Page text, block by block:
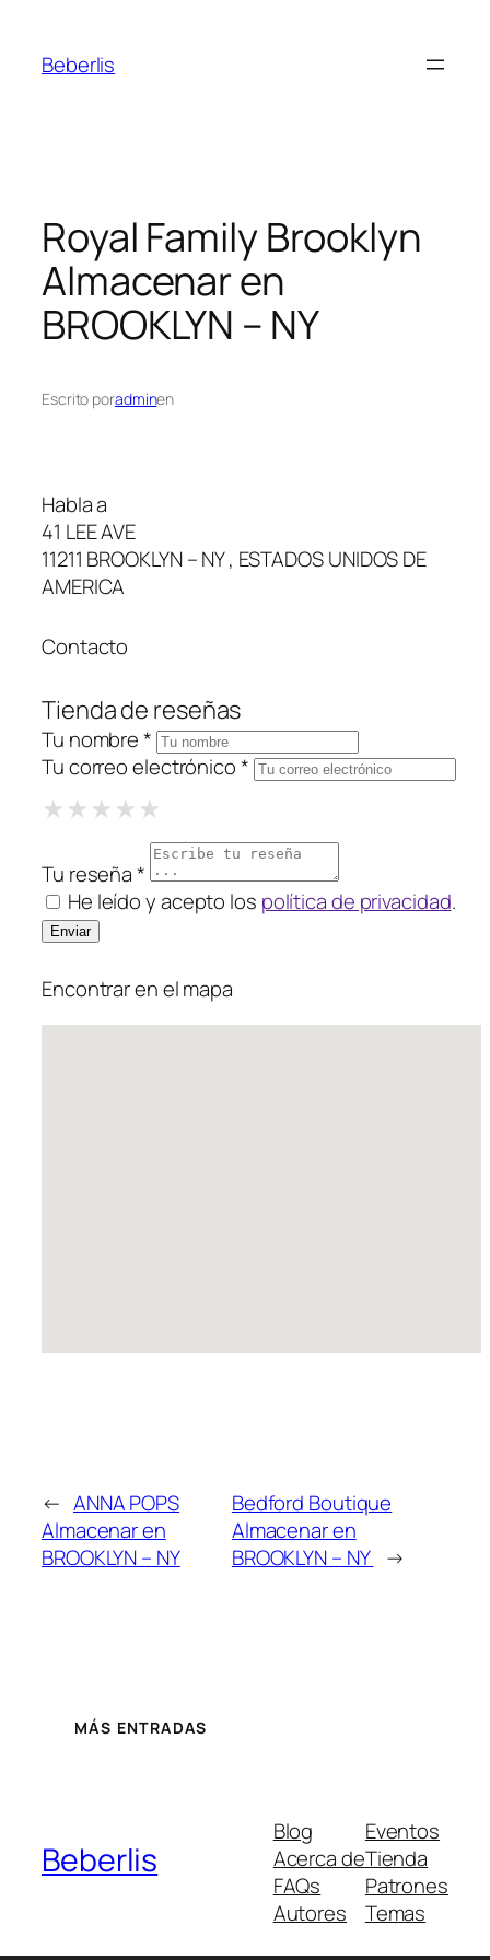
Beberlis
Royal Family Brooklyn
Almacenar en
BROOKLYN – NY
Escrito poradminen
Habla a
41 LEE AVE
11211 BROOKLYN – NY , ESTADOS UNIDOS DE
AMERICA
Contacto
Tienda de reseñas
Tu nombre *
Tu correo electrónico *
★1 Star
★★2 Stars
★★★3 Stars
★★★★4 Stars
★★★★★
Tu reseña *
He leído y acepto los política de privacidad.
Encontrar en el mapa
← ANNA POPS
Almacenar en
BROOKLYN – NY
Bedford Boutique
Almacenar en
BROOKLYN – NY →
MÁS ENTRADAS
Beberlis
Blog
Acerca de
FAQs
Autores
Eventos
Tienda
Patrones
Temas